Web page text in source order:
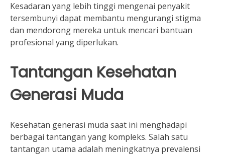
Kesadaran yang lebih tinggi mengenai penyakit
tersembunyi dapat membantu mengurangi stigma
dan mendorong mereka untuk mencari bantuan
profesional yang diperlukan.
Tantangan Kesehatan
Generasi Muda
Kesehatan generasi muda saat ini menghadapi
berbagai tantangan yang kompleks. Salah satu
tantangan utama adalah meningkatnya prevalensi